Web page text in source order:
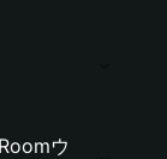
ウ